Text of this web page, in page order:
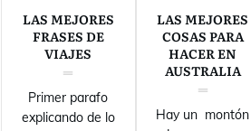
LAS MEJORES
FRASES DE
VIAJES
Primer parafo
explicando de lo
LAS MEJORES
COSAS PARA
HACER EN
AUSTRALIA
Hay un montón